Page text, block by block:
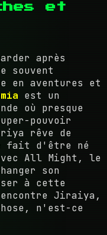
et
après
souvent
en aventures et
est un
où presque
pouvoir
rêve de
fait d'être né
All Might, le
son
à cette
Jiraiya,
n'est-ce